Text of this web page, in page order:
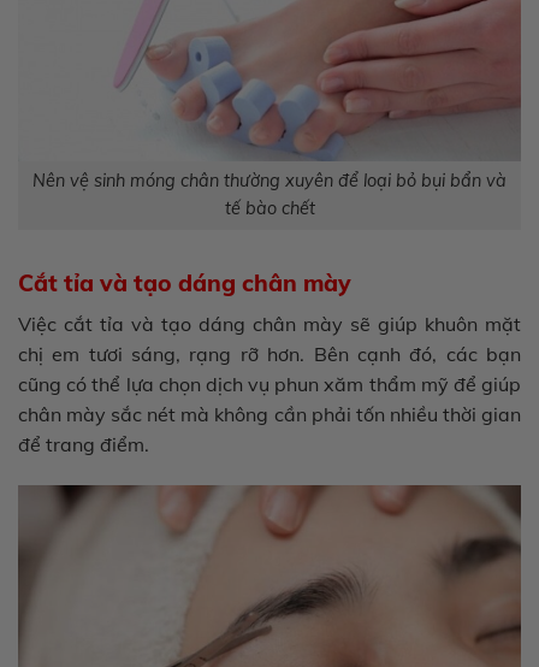
Nên vệ sinh móng chân thường xuyên để loại bỏ bụi bẩn và
tế bào chết
Cắt tỉa và tạo dáng chân mày
Việc cắt tỉa và tạo dáng chân mày sẽ giúp khuôn mặt
chị em tươi sáng, rạng rỡ hơn. Bên cạnh đó, các bạn
cũng có thể lựa chọn dịch vụ phun xăm thẩm mỹ để giúp
chân mày sắc nét mà không cần phải tốn nhiều thời gian
để trang điểm.